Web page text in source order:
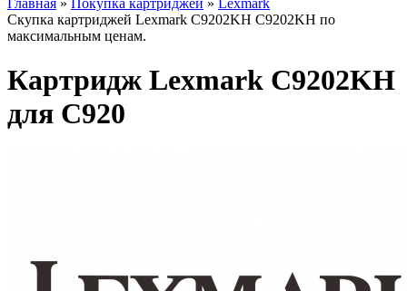
Главная » Покупка картриджей » Lexmark
Скупка картриджей Lexmark C9202KH C9202KH по
максимальным ценам.
Картридж Lexmark C9202KH
для C920